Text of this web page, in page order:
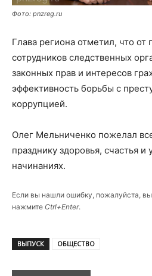
Фото: pnzreg.ru
Глава региона отметил, что от
сотрудников следственных
законных прав и интересов
эффективность борьбы с
коррупцией.
Олег Мельниченко пожелал
празднику здоровья, счастья и
начинаниях.
Если вы нашли ошибку, пожалуйста,
нажмите Ctrl+Enter.
ВЫПУСК ОБЩЕСТВО